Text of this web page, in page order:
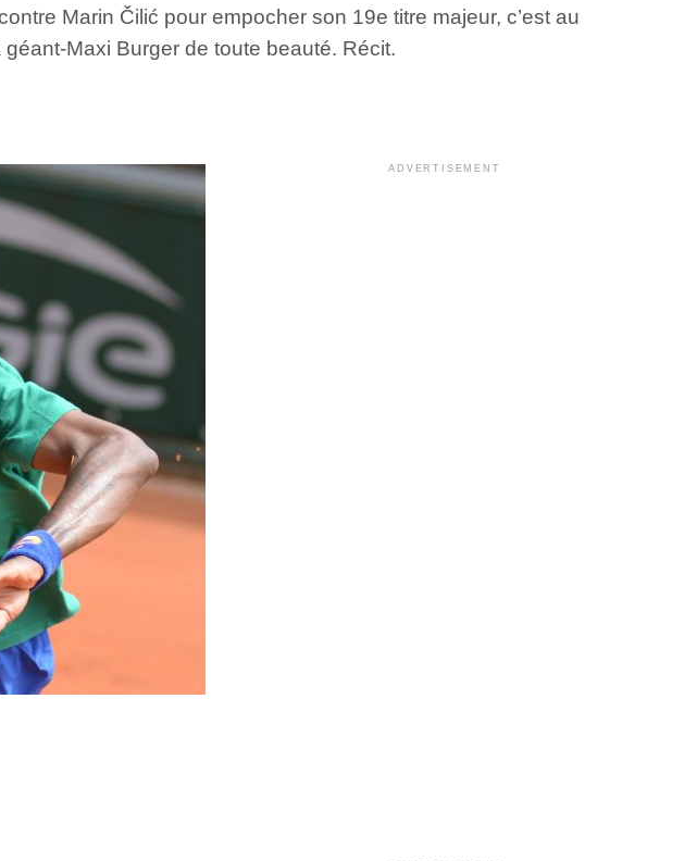
Marin Čilić pour empocher son 19e titre majeur, c’est au
Maxi Burger de toute beauté. Récit.
ADVERTISEMENT